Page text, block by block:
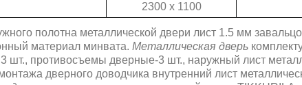
2300 х 1100
полотна металлической двери лист 1.5 мм
материал минвата. Металлическая дверь
3 шт., противосъемы дверные-3 шт., наружный лист
дверного доводчика внутренний лист